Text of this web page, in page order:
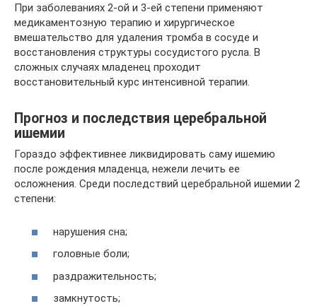
При заболеваниях 2-ой и 3-ей степени применяют
медикаментозную терапию и хирургическое
вмешательство для удаления тромба в сосуде и
восстановления структуры сосудистого русла. В
сложных случаях младенец проходит
восстановительный курс интенсивной терапии.
Прогноз и последствия церебральной
ишемии
Гораздо эффективнее ликвидировать саму ишемию
после рождения младенца, нежели лечить ее
осложнения. Среди последствий церебральной ишемии 2
степени:
нарушения сна;
головные боли;
раздражительность;
замкнутость;